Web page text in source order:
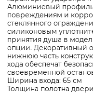
Алюминиевый профиль
повреждениям и
стеклянного
силиконовым
принятия душа в
опции. Декоративный
нижнюю часть
хода обеспечат
своевременной
Ширина входа: 65 см
Толщина полотна